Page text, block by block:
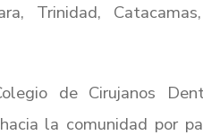
Trinidad,
de Cirujanos
la comunidad por